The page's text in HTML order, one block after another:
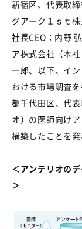
新宿区、代表取
グアーク１ｓｔ
社長CEO：内野
ア株式会社（本
一郎、以下、イ
おける市場調査
都千代田区、代
オ）の医師向け
構築したことを発
＜アンテリオの
＞